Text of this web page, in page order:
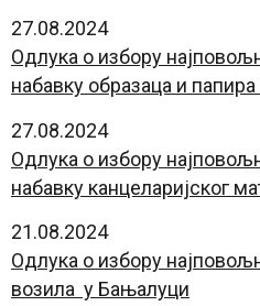
27.08.2024
Oдлука о избору
набавку образаца и папира
27.08.2024
Oдлука о избору
набавку канцеларијског
21.08.2024
Oдлука о избору
возила у Бањалуци